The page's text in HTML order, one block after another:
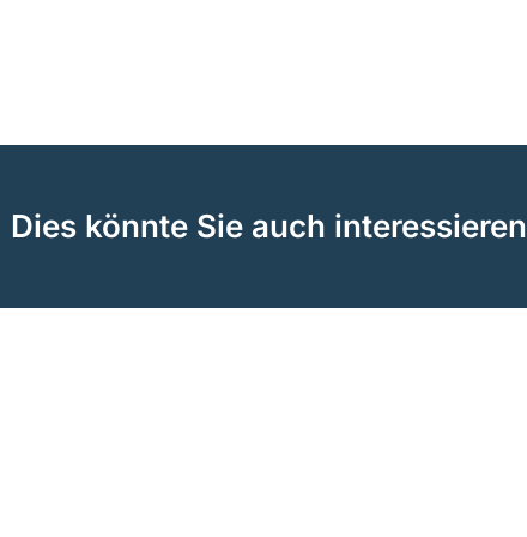
Dies könnte Sie auch interessieren